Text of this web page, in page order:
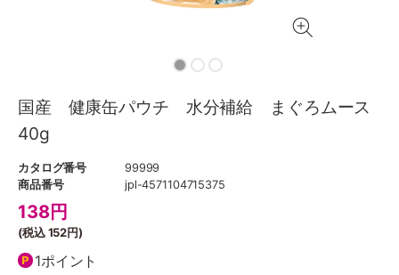
国産 健康缶パウチ 水分補給 まぐろムース
40g
カタログ番号
99999
商品番号
jpl-4571104715375
138円
(税込152円)
1ポイント